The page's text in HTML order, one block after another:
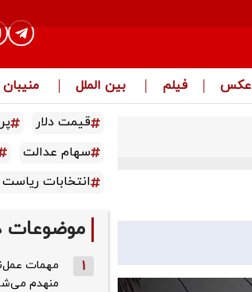
عکس فیلم بین الملل
قیمت دلار
سهام عدالت
انتخابات ریاست
موضوعات
1
مهمات
منهدم